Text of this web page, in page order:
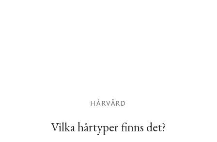
HÅRVÅRD
Vilka hårtyper finns det?